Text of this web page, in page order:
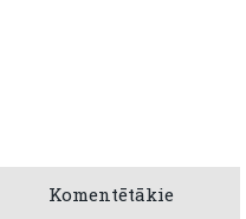
Komentētākie